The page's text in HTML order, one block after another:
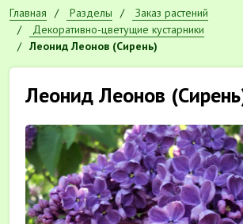
Главная Разделы
Заказ растений
Декоративно-цветущие кустарники
Леонид Леонов (Сирень)
Леонид Леонов